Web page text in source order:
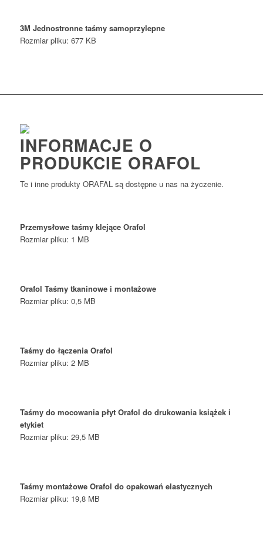
3M Jednostronne taśmy samoprzylepne
Rozmiar pliku: 677 KB
INFORMACJE O
PRODUKCIE ORAFOL
Te i inne produkty ORAFAL są dostępne u nas na życzenie.
Przemysłowe taśmy klejące Orafol
Rozmiar pliku: 1 MB
Orafol Taśmy tkaninowe i montażowe
Rozmiar pliku: 0,5 MB
Taśmy do łączenia Orafol
Rozmiar pliku: 2 MB
Taśmy do mocowania płyt Orafol do drukowania książek i
etykiet
Rozmiar pliku: 29,5 MB
Taśmy montażowe Orafol do opakowań elastycznych
Rozmiar pliku: 19,8 MB